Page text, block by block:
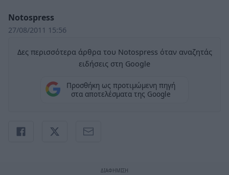
Notospress
27/08/2011 15:56
Δες περισσότερα άρθρα του Notospress όταν αναζητάς
ειδήσεις στη Google
Προσθήκη ως προτιμώμενη πηγή
στα αποτελέσματα της Google